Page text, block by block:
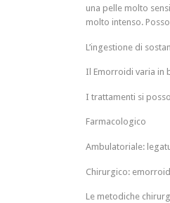
una pelle molto
molto intenso.
L’ingestione di
Il Emorroidi varia in
I trattamenti si
Farmacologico
Ambulatoriale:
Chirurgico:
Le metodiche